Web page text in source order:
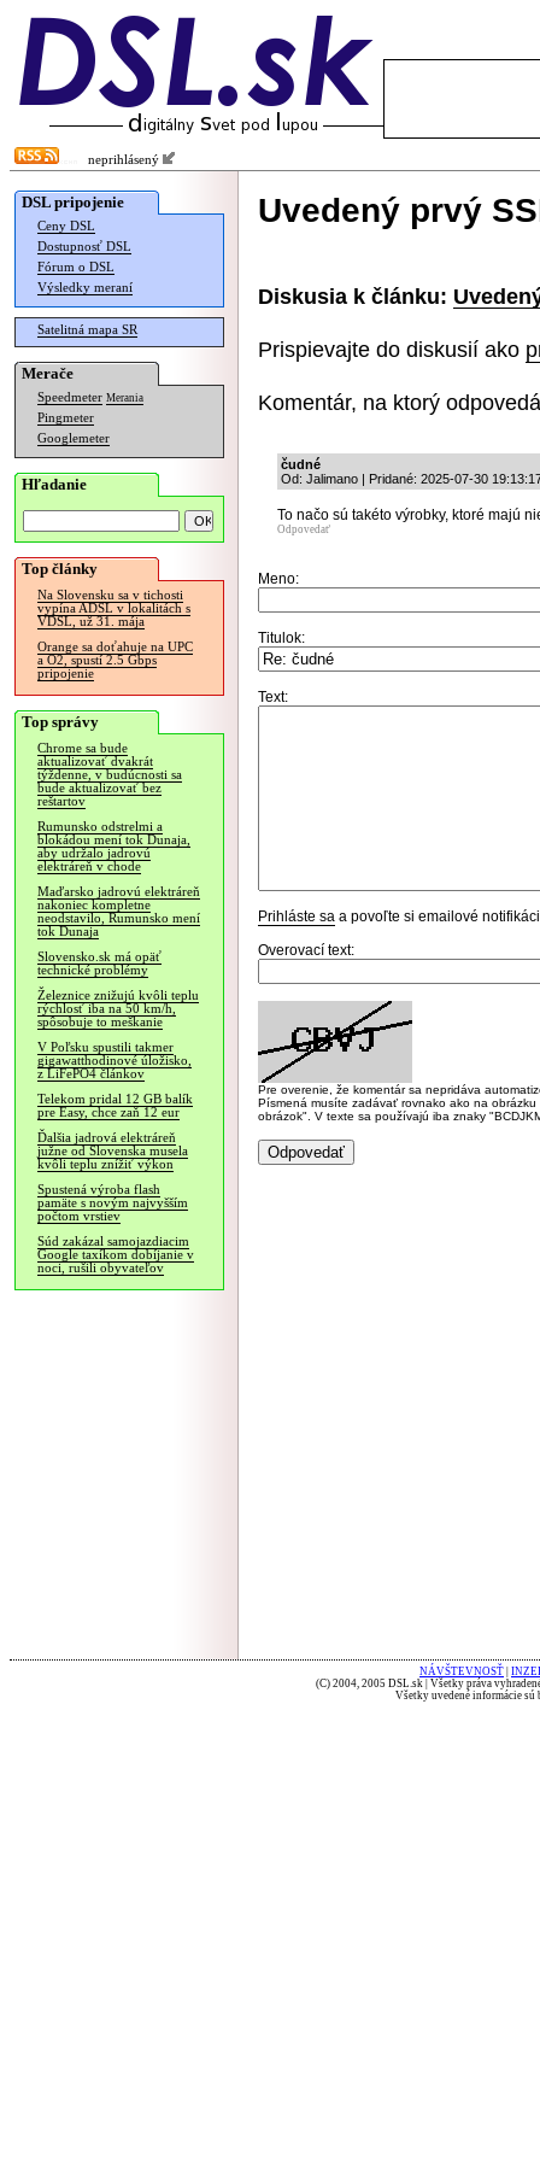
neprihlásený
DSL pripojenie
Ceny DSL
Dostupnosť DSL
Fórum o DSL
Výsledky meraní
Satelitná mapa SR
Merače
Speedmeter Merania
Pingmeter
Googlemeter
Hľadanie
Top články
Na Slovensku sa v tichosti
vypína ADSL v lokalitách s
VDSL, už 31. mája
Orange sa doťahuje na UPC
a O2, spustí 2.5 Gbps
pripojenie
Top správy
Chrome sa bude
aktualizovať dvakrát
týždenne, v budúcnosti sa
bude aktualizovať bez
reštartov
Rumunsko odstrelmi a
blokádou mení tok Dunaja,
aby udržalo jadrovú
elektráreň v chode
Maďarsko jadrovú elektráreň
nakoniec kompletne
neodstavilo, Rumunsko mení
tok Dunaja
Slovensko.sk má opäť
technické problémy
Železnice znižujú kvôli teplu
rýchlosť iba na 50 km/h,
spôsobuje to meškanie
V Poľsku spustili takmer
gigawatthodinové úložisko,
z LiFePO4 článkov
Telekom pridal 12 GB balík
pre Easy, chce zaň 12 eur
Ďalšia jadrová elektráreň
južne od Slovenska musela
kvôli teplu znížiť výkon
Spustená výroba flash
pamäte s novým najvyšším
počtom vrstiev
Súd zakázal samojazdiacim
Google taxíkom dobíjanie v
noci, rušili obyvateľov
Uvedený prvý
Diskusia k článku:
Prispievajte do diskusií ako
Komentár, na ktorý
čudné
Od: Jalimano | Pridané: 2025-07-30
To načo sú takéto výrobky, ktoré majú
Odpovedať
Meno:
Titulok:
Text:
Prihláste sa a povoľte si emailové
Overovací text:
Pre overenie, že komentár sa nepridáva
Písmená musíte zadávať rovnako ako na
obrázok". V texte sa používajú iba znaky
NÁVŠTEVNOSŤ
(C) 2004, 2005 DSL.sk | Všetky práva
Všetky uvedené informácie sú